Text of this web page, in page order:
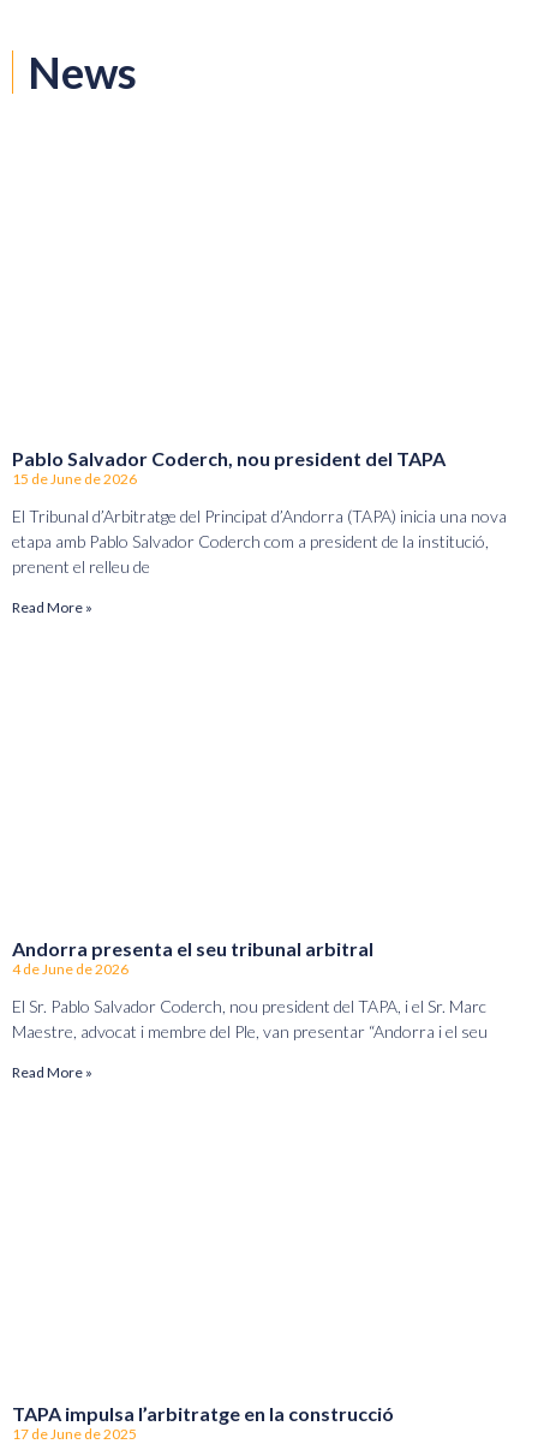
News
Pablo Salvador Coderch, nou president del TAPA
15 de June de 2026
El Tribunal d’Arbitratge del Principat d’Andorra (TAPA) inicia una nova
etapa amb Pablo Salvador Coderch com a president de la institució,
prenent el relleu de
Read More »
Andorra presenta el seu tribunal arbitral
4 de June de 2026
El Sr. Pablo Salvador Coderch, nou president del TAPA, i el Sr. Marc
Maestre, advocat i membre del Ple, van presentar “Andorra i el seu
Read More »
TAPA impulsa l’arbitratge en la construcció
17 de June de 2025